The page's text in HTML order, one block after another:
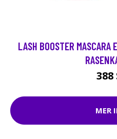
LASH BOOSTER MASCARA
388
MER